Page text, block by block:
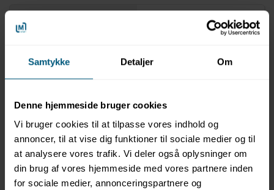
Samtykke Detaljer Om
Denne hjemmeside bruger cookies
Vi bruger cookies til at tilpasse vores indhold og
annoncer, til at vise dig funktioner til sociale medier og til
at analysere vores trafik. Vi deler også oplysninger om
din brug af vores hjemmeside med vores partnere inden
for sociale medier, annonceringspartnere og
Specifikationer
Produktinformation
Badebukser med snøre i taljen
Fuld foring
Regular fit
Str. 4-10 = XS-3XL
Materiale: 80% polyamid 20% elastan
Oeko-Tex® Standard 100